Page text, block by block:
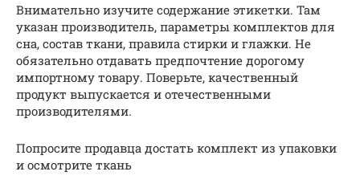
Внимательно изучите содержание этикетки. Там
указан производитель, параметры комплектов для
сна, состав ткани, правила стирки и глажки. Не
обязательно отдавать предпочтение дорогому
импортному товару. Поверьте, качественный
продукт выпускается и отечественными
производителями.
Попросите продавца достать комплект из упаковки
и осмотрите ткань